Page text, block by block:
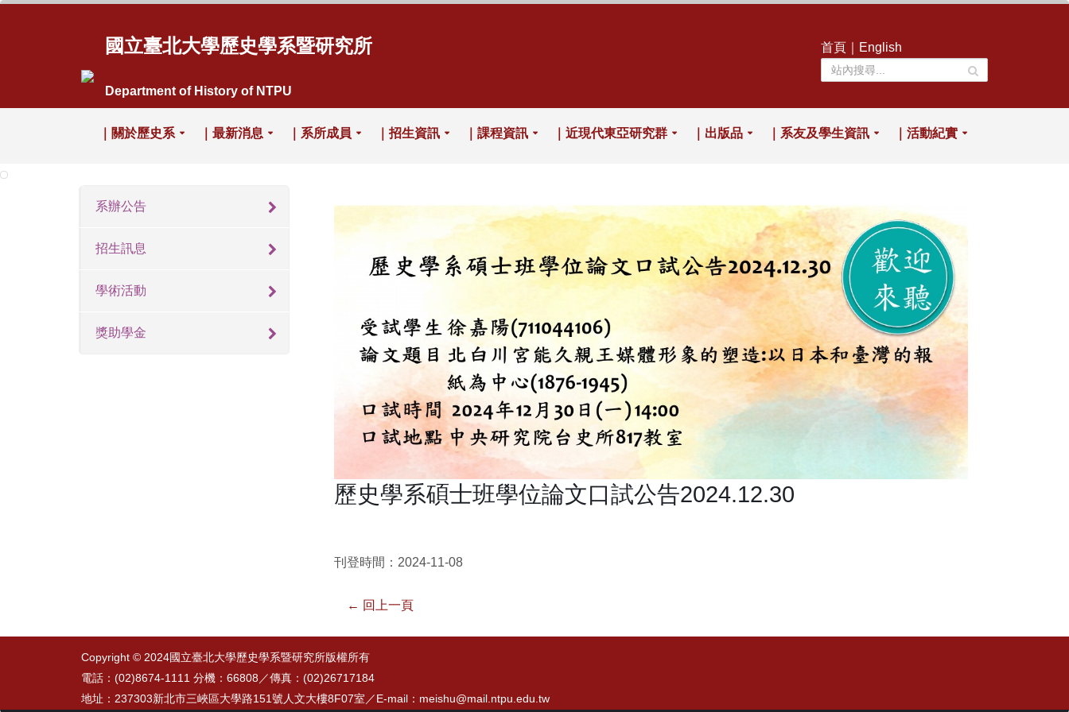
國立臺北大學歷史學系暨研究所
Department of History of NTPU
首頁 English
｜關於歷史系 ｜最新消息 ｜系所成員 ｜招生資訊 ｜課程資訊 ｜近現代東亞研究群 ｜出版品 ｜系友及學生資訊 ｜活動紀實
系辦公告
招生訊息
學術活動
獎助學金
歷史學系碩士班學位論文口試公告2024.12.30
刊登時間：2024-11-08
← 回上一頁
Copyright © 2024國立臺北大學歷史學系暨研究所版權所有
電話：(02)8674-1111 分機：66808／傳真：(02)26717184
地址：237303新北市三峽區大學路151號人文大樓8F07室／E-mail：meishu@mail.ntpu.edu.tw